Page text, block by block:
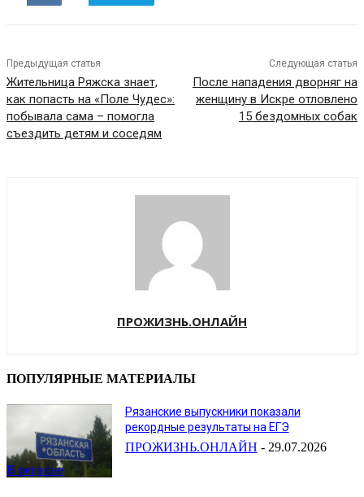
Предыдущая статья
Жительница Ряжска знает,
как попасть на «Поле Чудес»:
побывала сама – помогла
съездить детям и соседям
Следующая статья
После нападения дворняг на
женщину в Искре отловлено
15 бездомных собак
ПРОЖИЗНЬ.ОНЛАЙН
ПОПУЛЯРНЫЕ МАТЕРИАЛЫ
В регионе
Рязанские выпускники показали
рекордные результаты на ЕГЭ
ПРОЖИЗНЬ.ОНЛАЙН - 29.07.2026